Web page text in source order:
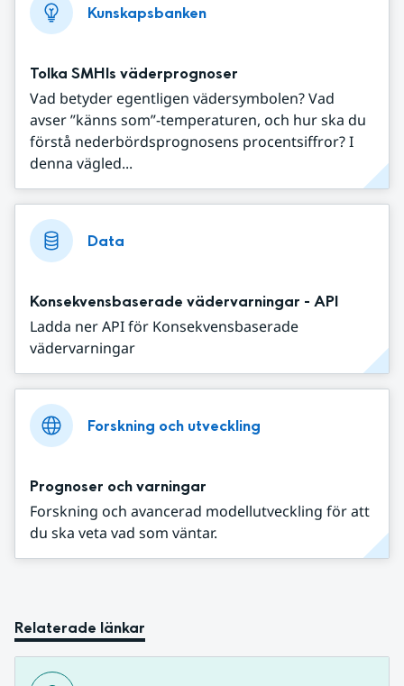
Kunskapsbanken
Tolka SMHIs väderprognoser
Vad betyder egentligen vädersymbolen? Vad
avser ”känns som”-temperaturen, och hur ska du
förstå nederbördsprognosens procentsiffror? I
denna vägled...
Data
Konsekvensbaserade vädervarningar - API
Ladda ner API för Konsekvensbaserade
vädervarningar
Forskning och utveckling
Prognoser och varningar
Forskning och avancerad modellutveckling för att
du ska veta vad som väntar.
Relaterade länkar